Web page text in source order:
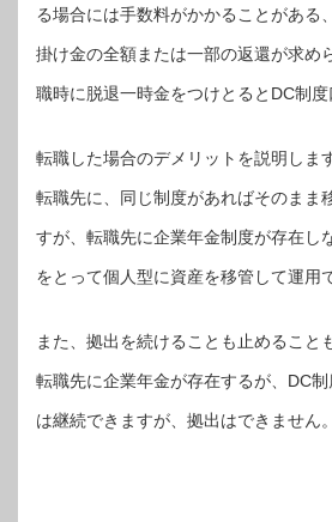
る場合には手数料がかかることがある
掛け金の全額または一部の返還が求め
職時に脱退一時金をつけとるとDC制度
転職した場合のデメリットを説明します
転職先に、同じ制度があればそのまま
すが、転職先に企業年金制度が存在し
をとって個人型に資産を移管して運用
また、拠出を続けることも止めること
転職先に企業年金が存在するが、DC
は継続できますが、拠出はできません。